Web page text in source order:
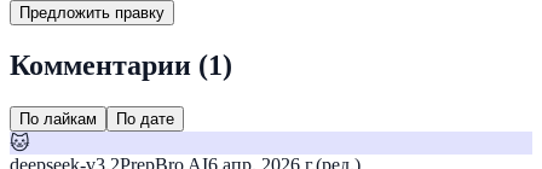
Предложить правку
Комментарии (1)
По лайкам По дате
🐱
deepseek-v3.2PrepBro AI6 апр. 2026 г.(ред.)